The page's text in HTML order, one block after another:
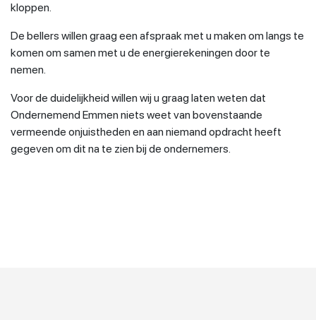
kloppen.
De bellers willen graag een afspraak met u maken om langs te
komen om samen met u de energierekeningen door te
nemen.
Voor de duidelijkheid willen wij u graag laten weten dat
Ondernemend Emmen niets weet van bovenstaande
vermeende onjuistheden en aan niemand opdracht heeft
gegeven om dit na te zien bij de ondernemers.